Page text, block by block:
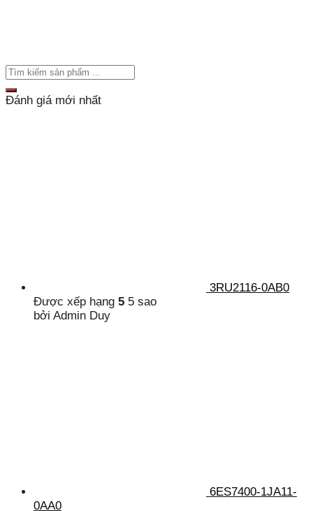
Đánh giá mới nhất
3RU2116-0AB0
Được xếp hạng 5 5 sao
bởi Admin Duy
6ES7400-1JA11-
0AA0